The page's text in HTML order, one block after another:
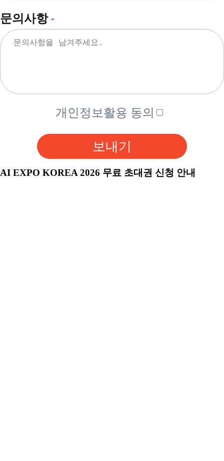
문의사항 *
개인정보활용 동의
보내기
AI EXPO KOREA 2026 무료 초대권 신청 안내